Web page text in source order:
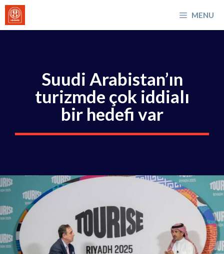
İçeriğe
atla
MENU
Suudi Arabistan’ın
turizmde çok iddialı
bir hedefi var